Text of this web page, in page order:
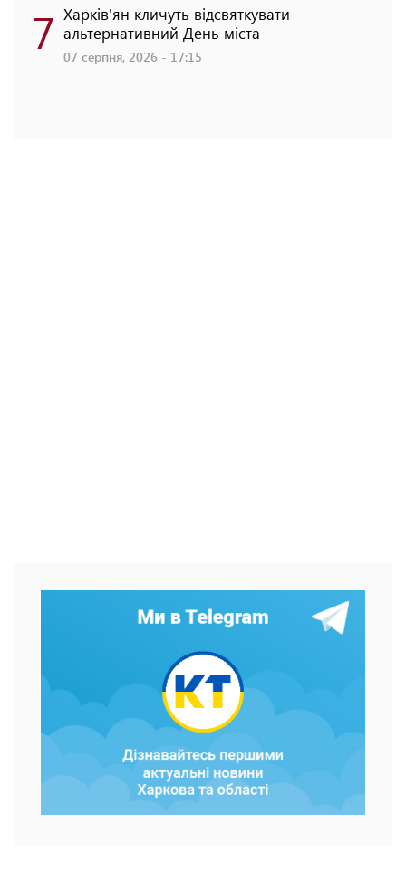
7 Харків'ян кличуть відсвяткувати
альтернативний День міста
07 серпня, 2026 - 17:15